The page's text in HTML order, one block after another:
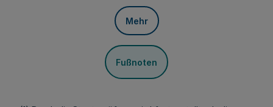
Mehr
Fußnoten